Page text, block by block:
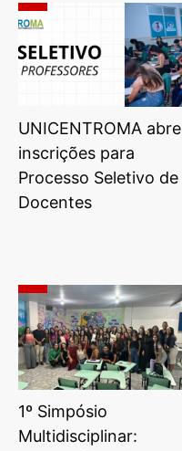
UNICENTROMA abre
inscrições para
Processo Seletivo de
Docentes
1º Simpósio
Multidisciplinar: